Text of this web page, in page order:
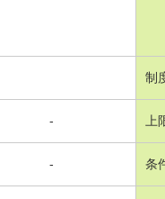
制
- 上
- 条